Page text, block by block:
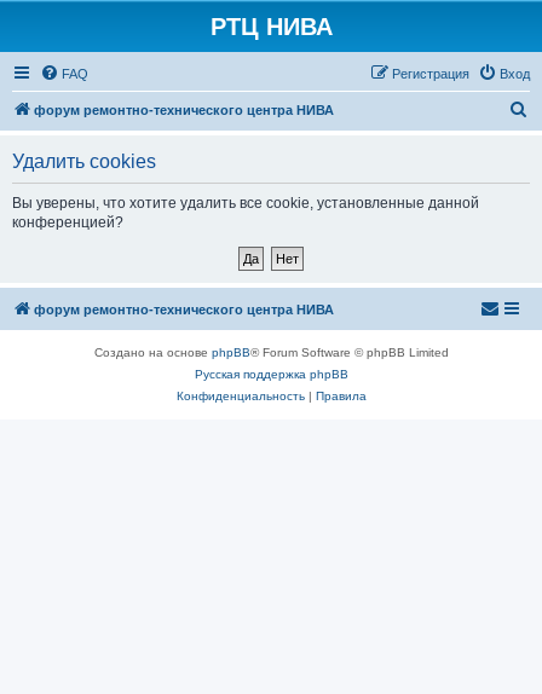
РТЦ НИВА
FAQ Вход
Регистрация
форум ремонтно-технического центра НИВА
Удалить cookies
Вы уверены, что хотите удалить все cookie, установленные данной
конференцией?
форум ремонтно-технического центра НИВА
Создано на основе phpBB® Forum Software © phpBB Limited
Русская поддержка phpBB
Конфиденциальность| Правила